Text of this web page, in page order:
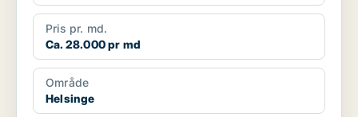
Pris pr. md.
Ca. 28.000 pr md
Område
Helsinge